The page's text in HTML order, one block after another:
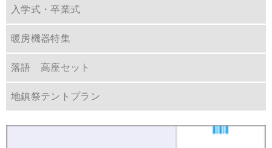
入学式・卒業式
暖房機器特集
落語 高座セット
地鎮祭テントプラン